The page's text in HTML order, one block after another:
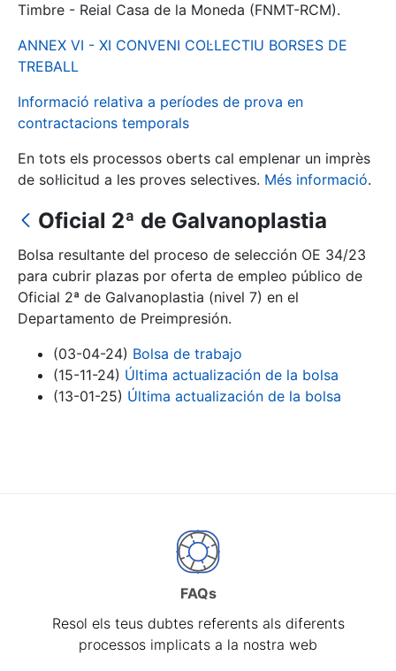
Mostra/Amaga
Mostra/Amaga
Mostra/Amaga
Mostra/Amaga
Timbre - Reial Casa de la Moneda (FNMT-RCM).
ANNEX VI - XI CONVENI COL·LECTIU BORSES DE
TREBALL
Informació relativa a períodes de prova en
contractacions temporals
En tots els processos oberts cal emplenar un imprès
de sol·licitud a les proves selectives. Més informació.
Oficial 2ª de Galvanoplastia
Bolsa resultante del proceso de selección OE 34/23
para cubrir plazas por oferta de empleo público de
Oficial 2ª de Galvanoplastia (nivel 7) en el
Departamento de Preimpresión.
(03-04-24) Bolsa de trabajo
(15-11-24) Última actualización de la bolsa
(13-01-25) Última actualización de la bolsa
FAQs
Resol els teus dubtes referents als diferents
processos implicats a la nostra web